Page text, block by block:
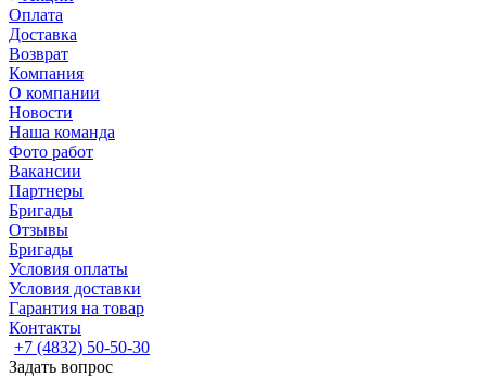
Оплата
Доставка
Возврат
Компания
О компании
Новости
Наша команда
Фото работ
Вакансии
Партнеры
Бригады
Отзывы
Бригады
Условия оплаты
Условия доставки
Гарантия на товар
Контакты
+7 (4832) 50-50-30
Задать вопрос